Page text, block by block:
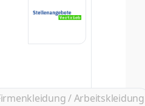
/ Arbeitskleidung